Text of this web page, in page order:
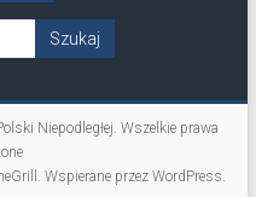
Niepodległej. Wszelkie prawa
Wspierane przezWordPress.